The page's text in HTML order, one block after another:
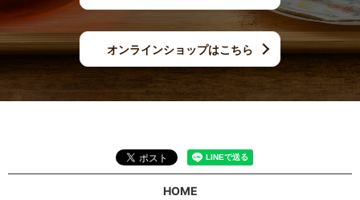
オンラインショップはこちら
HOME